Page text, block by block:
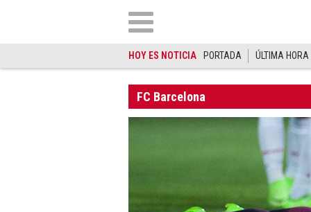
HOY ES NOTICIA PORTADA ÚLTIMA HORA
FC Barcelona